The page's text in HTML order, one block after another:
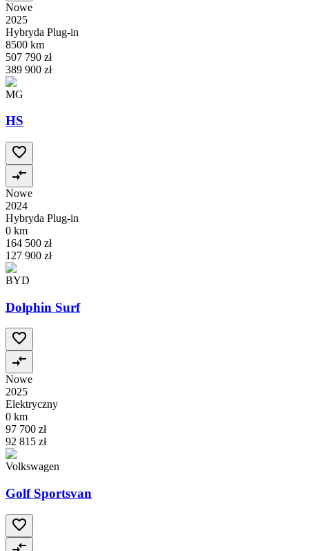
Nowe
2025
Hybryda Plug-in
8500 km
507 790 zł
389 900 zł
MG
HS
Nowe
2024
Hybryda Plug-in
0 km
164 500 zł
127 900 zł
BYD
Dolphin Surf
Nowe
2025
Elektryczny
0 km
97 700 zł
92 815 zł
Volkswagen
Golf Sportsvan